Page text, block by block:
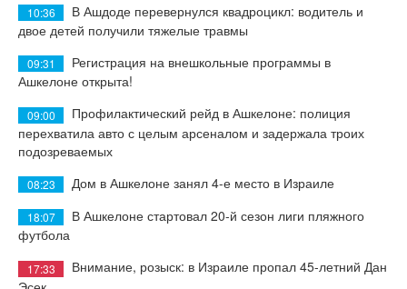
10:36
В Ашдоде перевернулся квадроцикл: водитель и
двое детей получили тяжелые травмы
09:31
Регистрация на внешкольные программы в
Ашкелоне открыта!
09:00
Профилактический рейд в Ашкелоне: полиция
перехватила авто с целым арсеналом и задержала троих
подозреваемых
08:23 Дом в Ашкелоне занял 4-е место в Израиле
18:07
В Ашкелоне стартовал 20-й сезон лиги пляжного
футбола
17:33
Внимание, розыск: в Израиле пропал 45-летний Дан